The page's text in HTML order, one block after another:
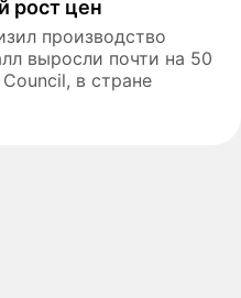
рост цен
производство
выросли почти на 50
в стране